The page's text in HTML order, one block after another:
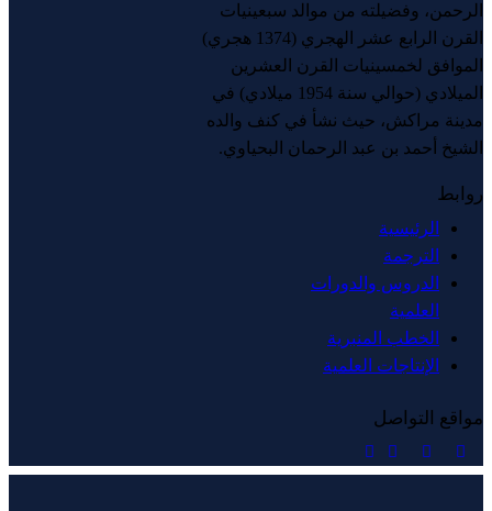
الرحمن، وفضيلته من موالد سبعينيات
القرن الرابع عشر الهجري (1374 هجري)
الموافق لخمسينيات القرن العشرين
الميلادي (حوالي سنة 1954 ميلادي) في
مدينة مراكش، حيث نشأ في كنف والده
الشيخ أحمد بن عبد الرحمان البحياوي.
روابط
الرئيسية
الترجمة
الدروس والدورات
العلمية
الخطب المنبرية
الإنتاجات العلمية
مواقع التواصل